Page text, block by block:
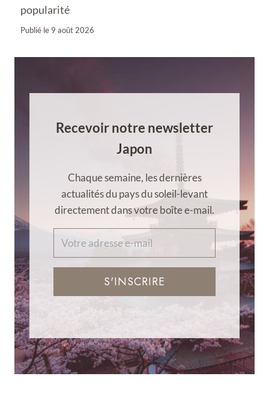
popularité
Publié le 9 août 2026
Recevoir notre newsletter
Japon
Chaque semaine, les dernières
actualités du pays du soleil-levant
directement dans votre boîte e-mail.
S'INSCRIRE